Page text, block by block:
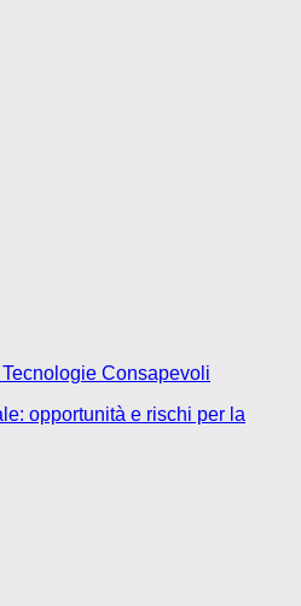
Consapevoli
opportunità e rischi per la